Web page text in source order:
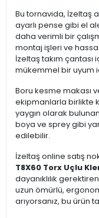
Bu tornavida, İzeltaş
ayarlı pense gibi el
daha verimli bir
montaj işleri ve
İzeltaş takım
mükemmel bir uyum
Boru kesme makası
ekipmanlarla birlikte
yaygın olarak
boya ve sprey gibi
edilebilir.
İzeltaş online satış
T8X60 Torx Uçlu
dayanıklılık
uzun ömürlü,
arıyorsanız, bu ürün